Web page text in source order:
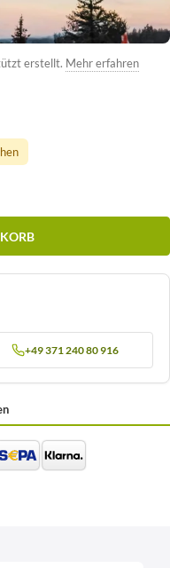
erstellt. Mehr erfahren
+49 371 240 80 916